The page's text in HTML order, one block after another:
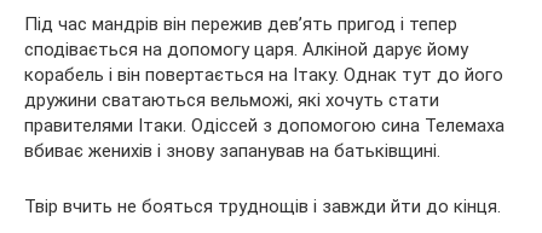
Під час мандрів він пережив дев’ять пригод і тепер
сподівається на допомогу царя. Алкіной дарує йому
корабель і він повертається на Ітаку. Однак тут до його
дружини сватаються вельможі, які хочуть стати
правителями Ітаки. Одіссей з допомогою сина Телемаха
вбиває женихів і знову запанував на батьківщині.
Твір вчить не бояться труднощів і завжди йти до кінця.